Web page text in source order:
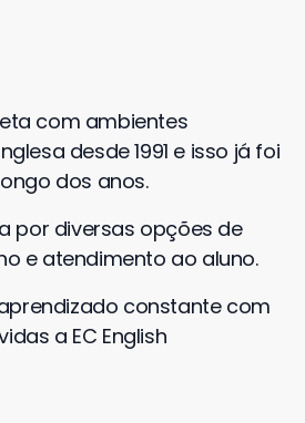
com ambientes
desde 1991 e isso já foi
dos anos.
por diversas opções de
e atendimento ao aluno.
constante com
a EC English